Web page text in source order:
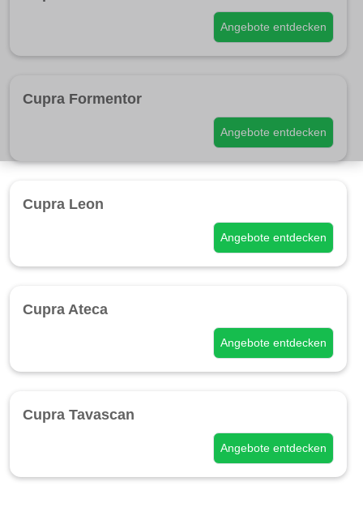
Angebote entdecken
Cupra Formentor
Angebote entdecken
Cupra Leon
Angebote entdecken
Cupra Ateca
Angebote entdecken
Cupra Tavascan
Angebote entdecken